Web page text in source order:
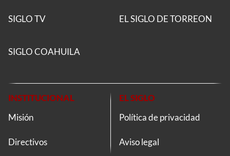
SIGLO TV EL SIGLO DE TORREON
SIGLO COAHUILA
INSTITUCIONAL
Misión
Directivos
EL SIGLO
Política de privacidad
Aviso legal